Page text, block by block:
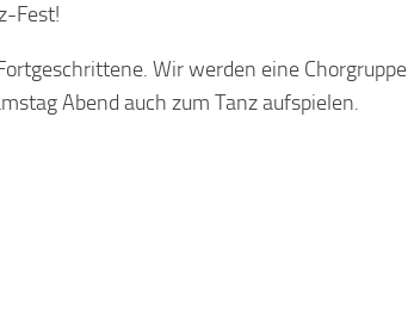
Fest!
Wir werden eine Chorgruppe
Abend auch zum Tanz aufspielen.